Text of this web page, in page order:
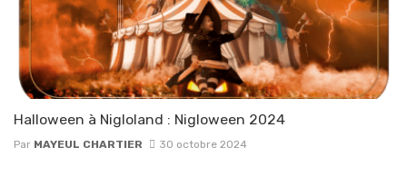
Halloween à Nigloland : Nigloween 2024
Par MAYEUL CHARTIER 30 octobre 2024